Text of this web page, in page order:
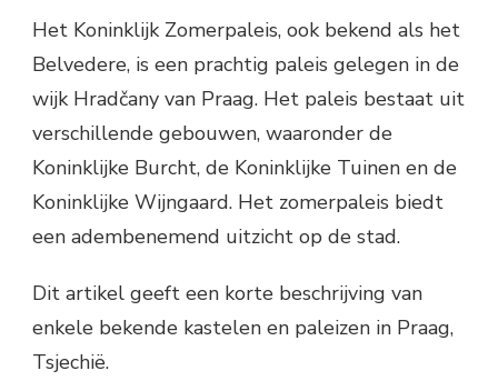
Het Koninklijk Zomerpaleis, ook bekend als het
Belvedere, is een prachtig paleis gelegen in de
wijk Hradčany van Praag. Het paleis bestaat uit
verschillende gebouwen, waaronder de
Koninklijke Burcht, de Koninklijke Tuinen en de
Koninklijke Wijngaard. Het zomerpaleis biedt
een adembenemend uitzicht op de stad.
Dit artikel geeft een korte beschrijving van
enkele bekende kastelen en paleizen in Praag,
Tsjechië.